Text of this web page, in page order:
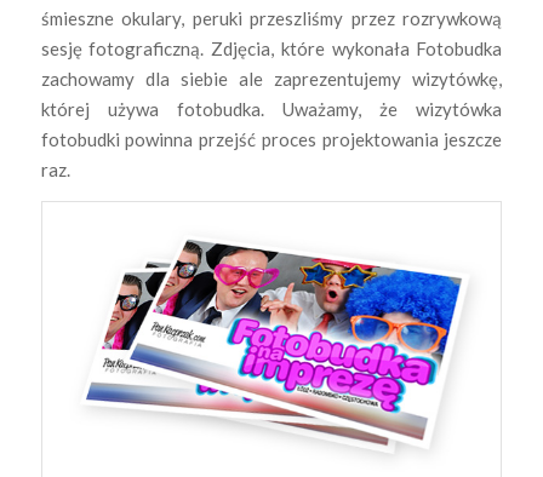
śmieszne okulary, peruki przeszliśmy przez rozrywkową
sesję fotograficzną. Zdjęcia, które wykonała Fotobudka
zachowamy dla siebie ale zaprezentujemy wizytówkę,
której używa fotobudka. Uważamy, że wizytówka
fotobudki powinna przejść proces projektowania jeszcze
raz.